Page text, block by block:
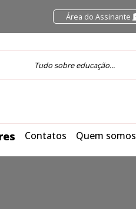
Área do Assinante
Contatos Quem somos